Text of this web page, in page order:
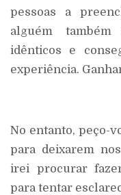
pessoas a
alguém
idênticos e
experiência.
No entanto, peço-
para deixarem
irei procurar
para tentar